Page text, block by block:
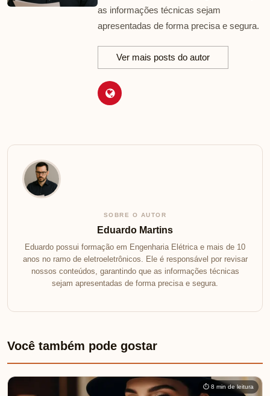
as informações técnicas sejam
apresentadas de forma precisa e segura.
Ver mais posts do autor
SOBRE O AUTOR
Eduardo Martins
Eduardo possui formação em Engenharia Elétrica e mais de 10
anos no ramo de eletroeletrônicos. Ele é responsável por revisar
nossos conteúdos, garantindo que as informações técnicas
sejam apresentadas de forma precisa e segura.
Você também pode gostar
⏱ 8 min de leitura